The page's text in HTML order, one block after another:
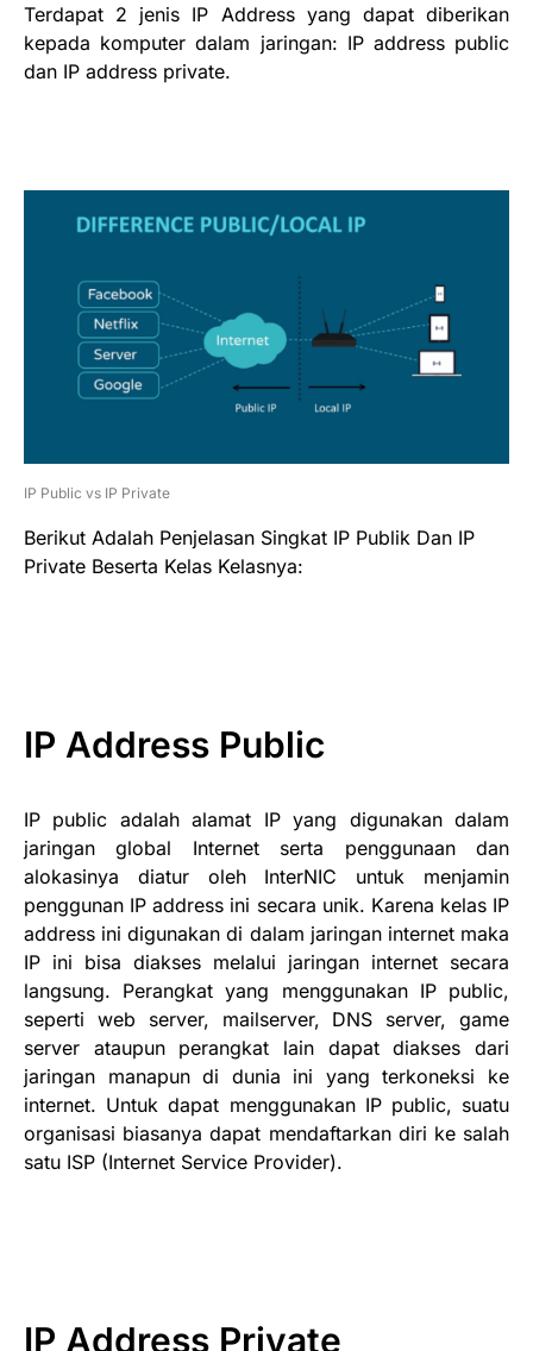
Terdapat 2 jenis IP Address yang dapat diberikan
kepada komputer dalam jaringan: IP address public
dan IP address private.
IP Public vs IP Private
Berikut Adalah Penjelasan Singkat IP Publik Dan IP
Private Beserta Kelas Kelasnya:
IP Address Public
IP public adalah alamat IP yang digunakan dalam
jaringan global Internet serta penggunaan dan
alokasinya diatur oleh InterNIC untuk menjamin
penggunan IP address ini secara unik. Karena kelas IP
address ini digunakan di dalam jaringan internet maka
IP ini bisa diakses melalui jaringan internet secara
langsung. Perangkat yang menggunakan IP public,
seperti web server, mailserver, DNS server, game
server ataupun perangkat lain dapat diakses dari
jaringan manapun di dunia ini yang terkoneksi ke
internet. Untuk dapat menggunakan IP public, suatu
organisasi biasanya dapat mendaftarkan diri ke salah
satu ISP (Internet Service Provider).
IP Address Private